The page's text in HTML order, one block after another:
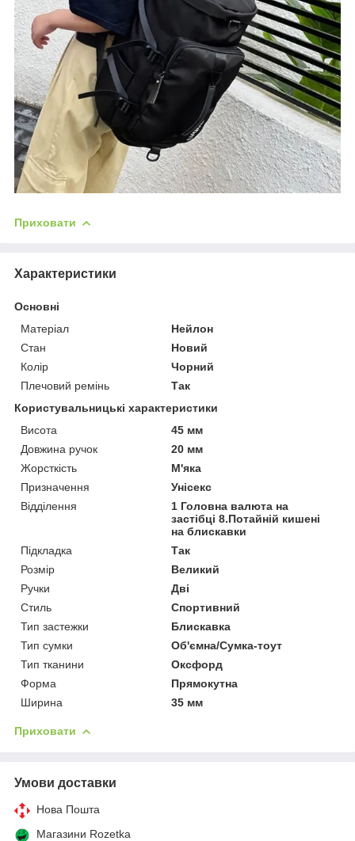
Приховати
Характеристики
Основні
Матеріал
Нейлон
Стан
Новий
Колір
Чорний
Плечовий ремінь
Так
Користувальницькі характеристики
Висота
45 мм
Довжина ручок
20 мм
Жорсткість
М'яка
Призначення
Унісекс
Відділення
1 Головна валюта на
застібці 8.Потайній кишені
на блискавки
Підкладка
Так
Розмір
Великий
Ручки
Дві
Стиль
Спортивний
Тип застежки
Блискавка
Тип сумки
Об'ємна/Сумка-тоут
Тип тканини
Оксфорд
Форма
Прямокутна
Ширина
35 мм
Приховати
Умови доставки
Нова Пошта
Магазини Rozetka